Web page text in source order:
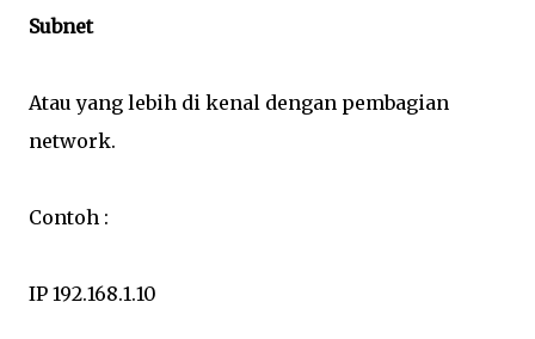
Subnet
Atau yang lebih di kenal dengan pembagian
network.
Contoh :
IP 192.168.1.10